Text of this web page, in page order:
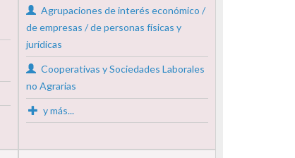
Agrupaciones de interés económico /
de empresas / de personas físicas y
jurídicas
Cooperativas y Sociedades Laborales
no Agrarias
y más...